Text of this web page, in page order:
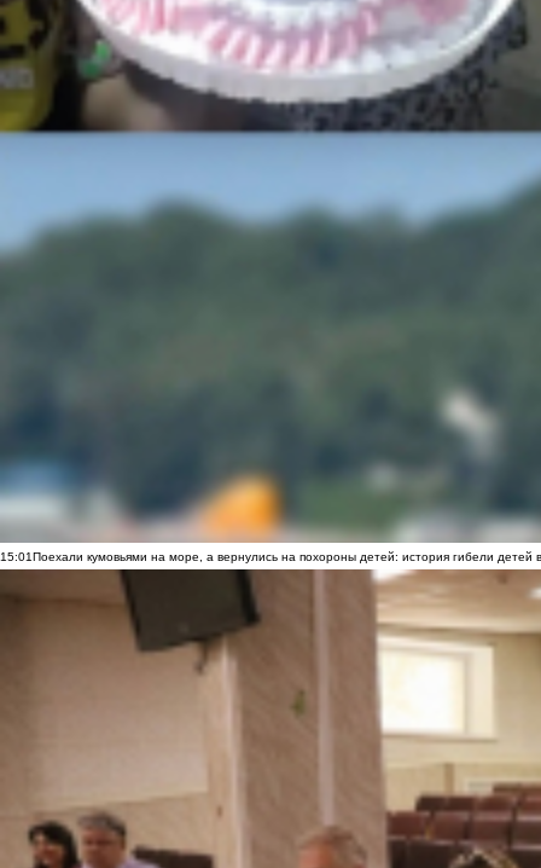
15:01Поехали кумовьями на море, а вернулись на похороны детей: история гибели детей